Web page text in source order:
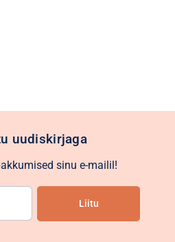
uudiskirjaga
sinu e-mailil!
Liitu